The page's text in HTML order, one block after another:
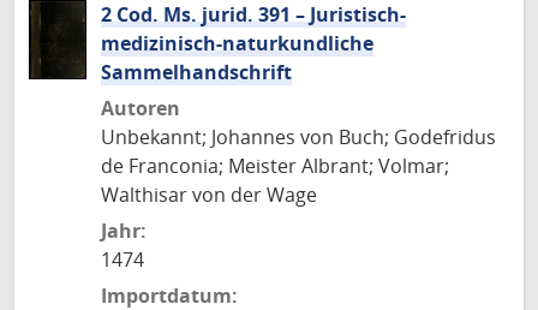
2 Cod. Ms. jurid. 391 – Juristisch-
medizinisch-naturkundliche
Sammelhandschrift
Autoren
Unbekannt; Johannes von Buch; Godefridus
de Franconia; Meister Albrant; Volmar;
Walthisar von der Wage
Jahr:
1474
Importdatum: